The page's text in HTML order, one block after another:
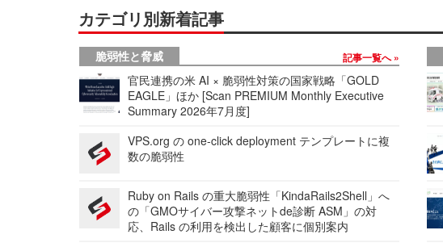
カテゴリ別新着記事
脆弱性と脅威 記事一覧へ
官民連携の米 AI × 脆弱性対策の国家戦略「GOLD
EAGLE」ほか [Scan PREMIUM Monthly Executive
Summary 2026年7月度]
VPS.org の one-click deployment テンプレートに複
数の脆弱性
Ruby on Rails の重大脆弱性「KindaRails2Shell」へ
の「GMOサイバー攻撃ネットde診断 ASM」の対
応、Rails の利用を検出した顧客に個別案内